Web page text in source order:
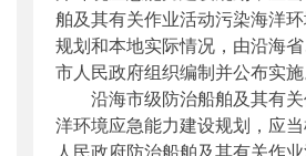
舶及其有关作业活动污染海洋
规划和本地实际情况，由沿海
市人民政府组织编制并公布实施
沿海市级防治船舶及其有关
洋环境应急能力建设规划，应